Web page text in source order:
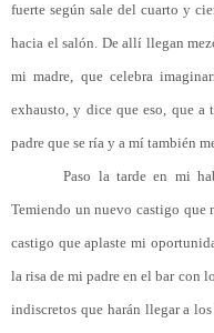
fuerte según sale del cuarto y
hacia el salón. De allí llegan
mi madre, que celebra
exhausto, y dice que eso, que a
padre que se ría y a mí también
Paso la tarde en mi
Temiendo un nuevo castigo
castigo que aplaste mi
la risa de mi padre en el bar con
indiscretos que harán llegar a